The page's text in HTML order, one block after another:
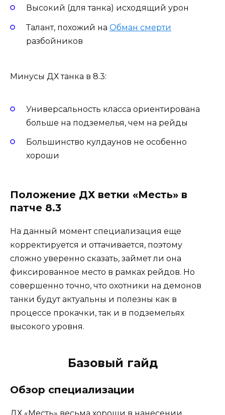
Высокий (для танка) исходящий урон
Талант, похожий на Обман смерти
разбойников
Минусы ДХ танка в 8.3:
Универсальность класса ориентирована
больше на подземелья, чем на рейды
Большинство кулдаунов не особенно
хороши
Положение ДХ ветки «Месть» в
патче 8.3
На данный момент специализация еще
корректируется и оттачивается, поэтому
сложно уверенно сказать, займет ли она
фиксированное место в рамках рейдов. Но
совершенно точно, что охотники на демонов
танки будут актуальны и полезны как в
процессе прокачки, так и в подземельях
высокого уровня.
Базовый гайд
Обзор специализации